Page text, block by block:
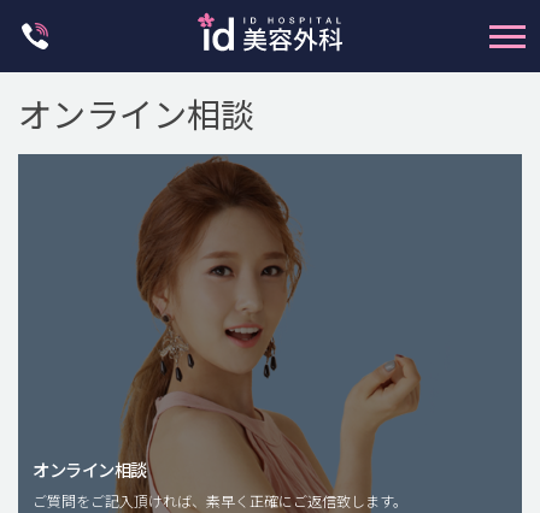
脂肪注入(アンチエイジング)
豊胸手術・バストアップ
オンライン相談
オンライン相談
ご質問をご記入頂ければ、素早く正確にご返信致します。